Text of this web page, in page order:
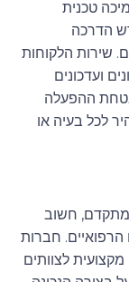
טכנית
הדרכה
שירות הלקוחות
ועדכונים
ההפעלה
לכל בעיה או
מתקדם, חשוב
הרפואיים. חברות
לצוותים